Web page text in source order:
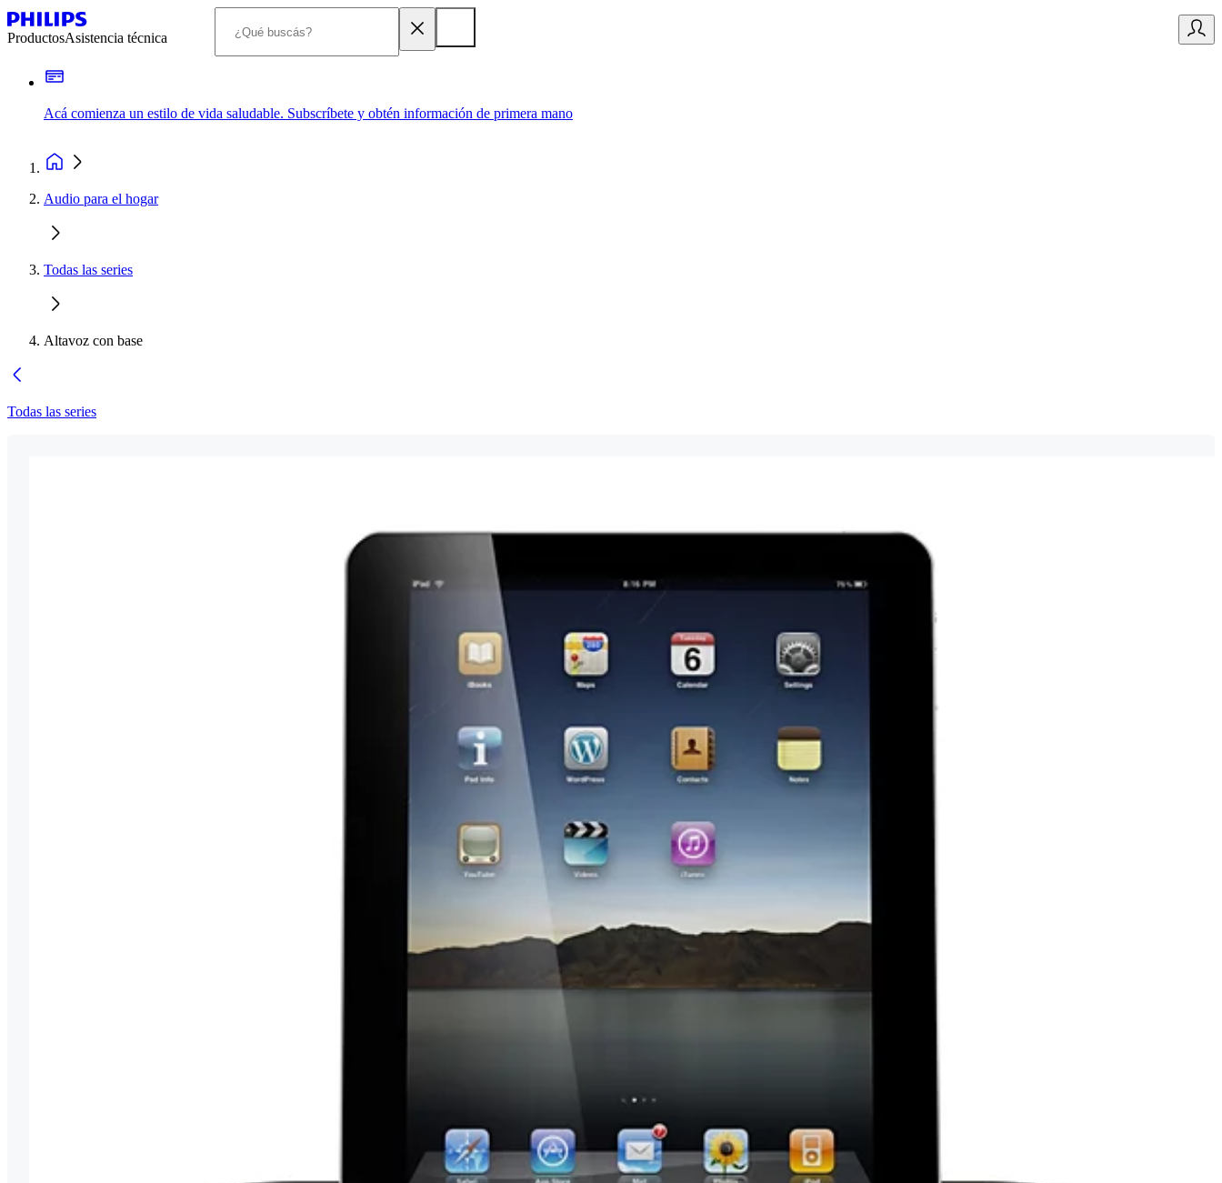
ProductosAsistencia técnica
Acá comienza un estilo de vida saludable. Subscríbete y obtén información de primera mano
Audio para el hogar
Todas las series
Altavoz con base
Todas las series